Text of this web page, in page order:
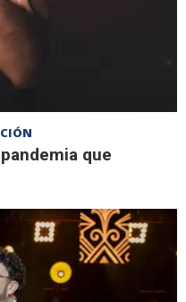
que